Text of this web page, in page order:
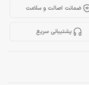
ضمانت اصالت و سلامت
پشتیبانی سریع